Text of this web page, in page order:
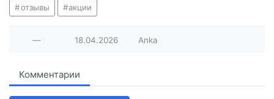
отзывы акции
— 18.04.2026 Anka
Комментарии